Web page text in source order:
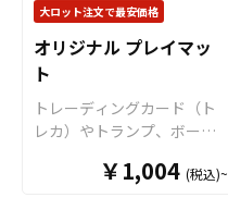
オリジナル商品として販売
いただけます。オリジナル
グッズの制作やOEMをご検
討中の業者様も、お気軽に
ご相談ください。
択可能。キートップ部分に
はフルカラー印刷を施せる
ため、ロゴ・文字・キャラ
クター・写真なども美しく
再現できます。バッグやポ
ーチに付けて持ち歩けば、
日常にさりげない個性をプ
ラスできるほか、気分転換
に最適なフィジェットトイ
大ロット注文で最安価格
オリジナル プレイマッ
ト
トレーディングカード（ト
レカ）やトランプ、ボード
ゲーム専用の「プレイマッ
￥1,004 (税込)~